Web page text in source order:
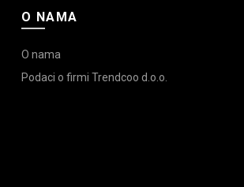
O NAMA
O nama
Podaci o firmi Trendcoo d.o.o.